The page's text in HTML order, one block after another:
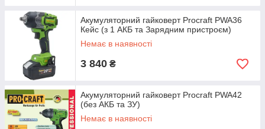
Акумуляторний гайковерт Procraft PWA36
Кейс (з 1 АКБ та Зарядним пристроєм)
Немає в наявності
3 840 ₴
Акумуляторний гайковерт Procraft PWA42
(без АКБ та ЗУ)
Немає в наявності